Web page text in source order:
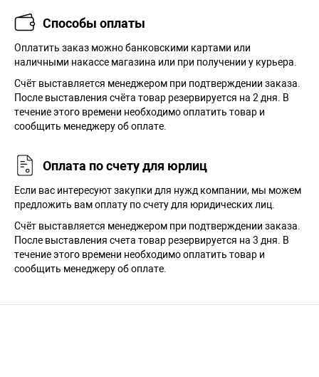
Способы оплаты
Оплатить заказ можно банковскими картами или
наличными накассе магазина или при получении у курьера.
Cчёт выставляется менеджером при подтверждении заказа.
После выставления счёта товар резервируется на 2 дня. В
течение этого времени необходимо оплатить товар и
сообщить менеджеру об оплате.
Оплата по счету для юрлиц
Если вас интересуют закупки для нужд компании, мы можем
предложить вам оплату по счету для юридических лиц.
Счёт выставляется менеджером при подтверждении заказа.
После выставления счета товар резервируется на 3 дня. В
течение этого времени необходимо оплатить товар и
сообщить менеджеру об оплате.